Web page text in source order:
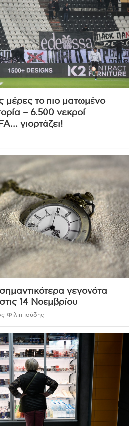
μέρες το πιο ματωμένο
– 6.500 νεκροί
γιορτάζει!
γεγονότα
14 Νοεμβρίου
Φιλιππούδης